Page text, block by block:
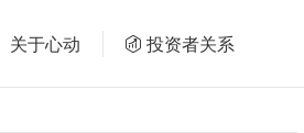
关于心动 投资者关系